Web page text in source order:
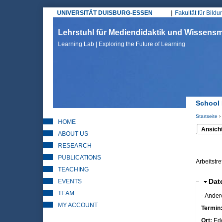
UNIVERSITÄT DUISBURG-ESSEN
Hauptmenü
Fakultät für
Lehrstuhl für Mediendidaktik und
Learning Lab | Exploring the Future of Learning
School
Sie
Startseite ›
(aktiver
-
Termin:
HOME
ABOUT US
RESEARCH
PUBLICATIONS
TEACHING
EVENTS
TEAM
MY ACCOUNT